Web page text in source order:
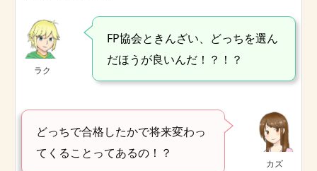
ラク
FP協会ときんざい、どっちを選ん
だほうが良いんだ！？！？
カズ
どっちで合格したかで将来変わっ
てくることってあるの！？